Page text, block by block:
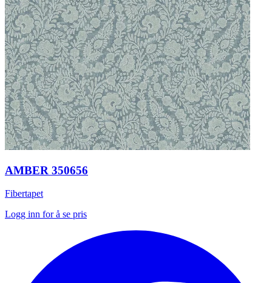
AMBER 350656
Fibertapet
Logg inn for å se pris